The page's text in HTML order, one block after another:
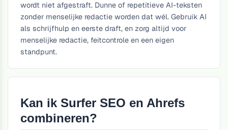
wordt niet afgestraft. Dunne of repetitieve AI-teksten
zonder menselijke redactie worden dat wél. Gebruik AI
als schrijfhulp en eerste draft, en zorg altijd voor
menselijke redactie, feitcontrole en een eigen
standpunt.
Kan ik Surfer SEO en Ahrefs
combineren?